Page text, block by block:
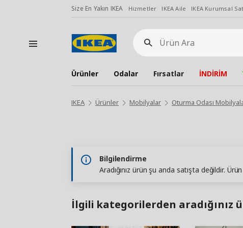
Size En Yakın IKEA Hizmetler IKEA Aile IKEA Kurumsal
Ürün
Ara
Ürünler Odalar Fırsatlar İNDİRİM
IKEA Ürünler Mobilyalar Oturma Odası
Bilgilendirme
Aradığınız ürün şu anda satışta değildir.
İlgili kategorilerden aradığınız